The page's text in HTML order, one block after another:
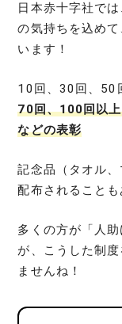
日本赤十字社で
の気持ちを込め
います！
10回、30回、50
70回、100回以
などの表彰
記念品（タオル
配布されることも
多くの方が「人
が、こうした制
ませんね！